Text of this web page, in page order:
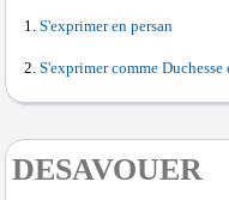
S'exprimer en persan
S'exprimer comme
DESAVOUER